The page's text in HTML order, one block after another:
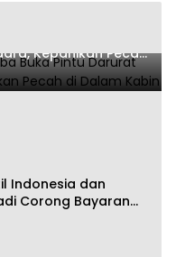
Buka Pintu
Kepanikan Pecah
Indonesia dan
Corong Bayaran